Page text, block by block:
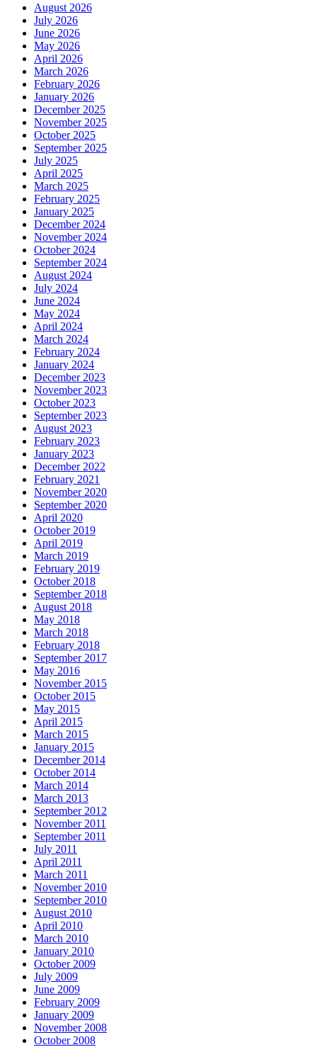
August 2026
July 2026
June 2026
May 2026
April 2026
March 2026
February 2026
January 2026
December 2025
November 2025
October 2025
September 2025
July 2025
April 2025
March 2025
February 2025
January 2025
December 2024
November 2024
October 2024
September 2024
August 2024
July 2024
June 2024
May 2024
April 2024
March 2024
February 2024
January 2024
December 2023
November 2023
October 2023
September 2023
August 2023
February 2023
January 2023
December 2022
February 2021
November 2020
September 2020
April 2020
October 2019
April 2019
March 2019
February 2019
October 2018
September 2018
August 2018
May 2018
March 2018
February 2018
September 2017
May 2016
November 2015
October 2015
May 2015
April 2015
March 2015
January 2015
December 2014
October 2014
March 2014
March 2013
September 2012
November 2011
September 2011
July 2011
April 2011
March 2011
November 2010
September 2010
August 2010
April 2010
March 2010
January 2010
October 2009
July 2009
June 2009
February 2009
January 2009
November 2008
October 2008